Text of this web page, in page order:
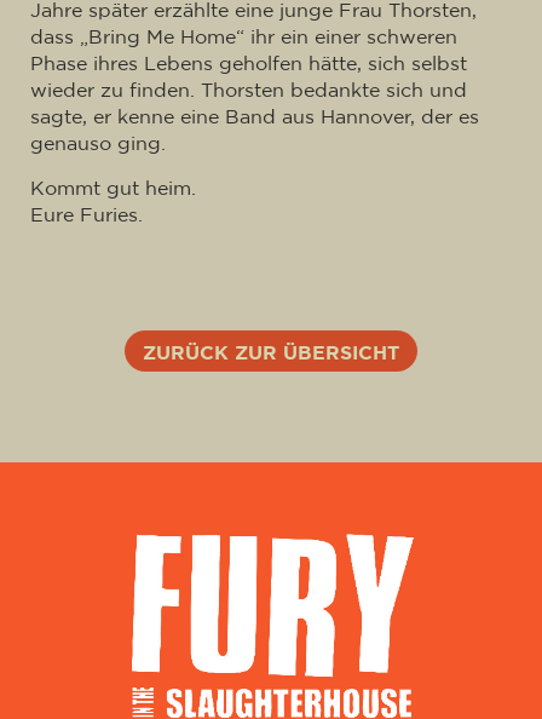
Jahre später erzählte eine junge Frau Thorsten,
dass „Bring Me Home“ ihr ein einer schweren
Phase ihres Lebens geholfen hätte, sich selbst
wieder zu finden. Thorsten bedankte sich und
sagte, er kenne eine Band aus Hannover, der es
genauso ging.
Kommt gut heim.
Eure Furies.
ZURÜCK ZUR ÜBERSICHT